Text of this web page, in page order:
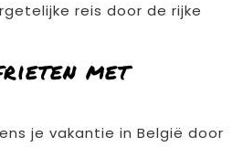
reis door de rijke
met
je vakantie in België door